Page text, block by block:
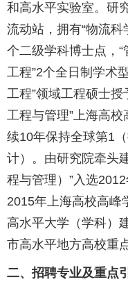
和高水平实验室。研
流动站，拥有“物流科
个二级学科博士点，“
工程”2个全日制学术
工程”领域工程硕士
工程与管理”上海高
续10年保持全球第1
计）。由研究院牵头
程与管理）”入选2012
2015年上海高校高峰
高水平大学（学科）
市高水平地方高校重
二、招聘专业及重点